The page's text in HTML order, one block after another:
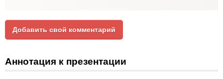
Добавить свой комментарий
Аннотация к презентации